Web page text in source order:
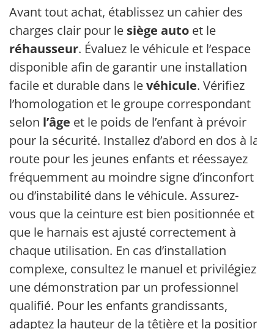
Avant tout achat, établissez un cahier des
charges clair pour le siège auto et le
réhausseur. Évaluez le véhicule et l’espace
disponible afin de garantir une installation
facile et durable dans levéhicule. Vérifiez
l’homologation et le groupe correspondant
selon l’âge et le poids de l’enfant à prévoir
pour la sécurité. Installez d’abord en dos à la
route pour les jeunes enfants et réessayez
fréquemment au moindre signe d’inconfort
ou d’instabilité dans le véhicule. Assurez-
vous que la ceinture est bien positionnée et
que le harnais est ajusté correctement à
chaque utilisation. En cas d’installation
complexe, consultez le manuel et privilégiez
une démonstration par un professionnel
qualifié. Pour les enfants grandissants,
adaptez la hauteur de la têtière et la position